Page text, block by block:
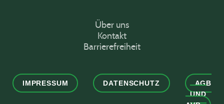
Über uns
Kontakt
Barrierefreiheit
IMPRESSUM DATENSCHUTZ
AGB
UND